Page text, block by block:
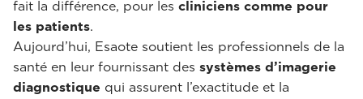
fait la différence, pour les cliniciens comme pour
les patients.
Aujourd’hui, Esaote soutient les professionnels de la
santé en leur fournissant des systèmes d’imagerie
diagnostique qui assurent l’exactitude et la